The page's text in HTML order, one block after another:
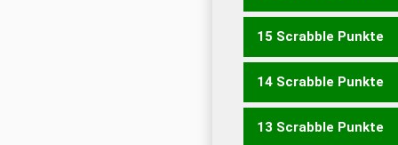
SCHWANZE
15 Scrabble Punkte
SCHWANZ SCHWEIZ
14 Scrabble Punkte
NACHWEIS NACHWIES
13 Scrabble Punkte